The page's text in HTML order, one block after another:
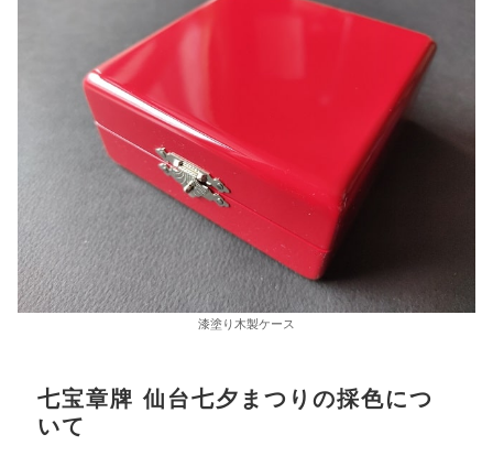
漆塗り木製ケース
七宝章牌 仙台七夕まつりの採色につ
いて